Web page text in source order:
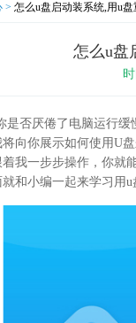
> 怎么u盘启动装系统,用u
怎么u盘
是否厌倦了电脑运行
向你展示如何使用U
我一步步操作，你就
和小编一起来学习用u